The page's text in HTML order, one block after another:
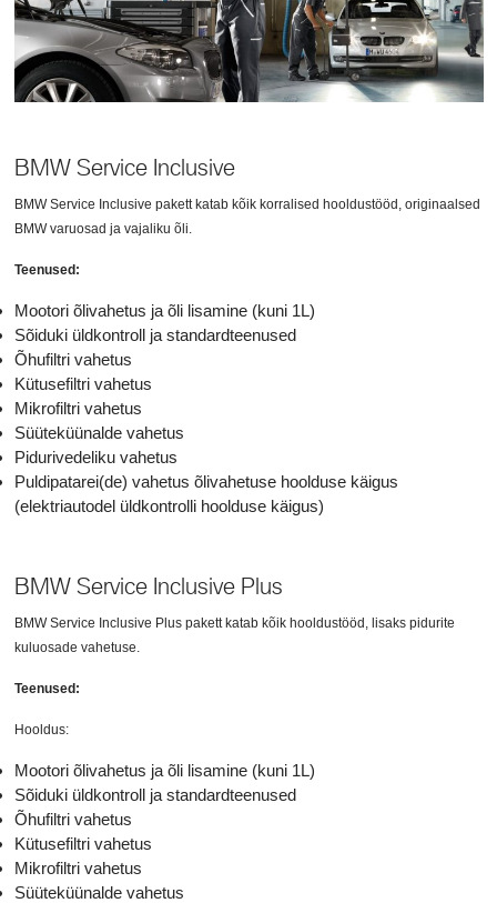
BMW Service Inclusive
BMW Service Inclusive pakett katab kõik korralised hooldustööd, originaalsed
BMW varuosad ja vajaliku õli.
Teenused:
Mootori õlivahetus ja õli lisamine (kuni 1L)
Sõiduki üldkontroll ja standardteenused
Õhufiltri vahetus
Kütusefiltri vahetus
Mikrofiltri vahetus
Süüteküünalde vahetus
Pidurivedeliku vahetus
Puldipatarei(de) vahetus õlivahetuse hoolduse käigus
(elektriautodel üldkontrolli hoolduse käigus)
BMW Service Inclusive Plus
BMW Service Inclusive Plus pakett katab kõik hooldustööd, lisaks pidurite
kuluosade vahetuse.
Teenused:
Hooldus:
Mootori õlivahetus ja õli lisamine (kuni 1L)
Sõiduki üldkontroll ja standardteenused
Õhufiltri vahetus
Kütusefiltri vahetus
Mikrofiltri vahetus
Süüteküünalde vahetus